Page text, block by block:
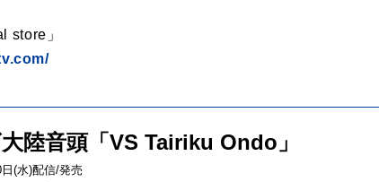
store」
陸音頭「VS Tairiku Ondo」
(水)配信/発売